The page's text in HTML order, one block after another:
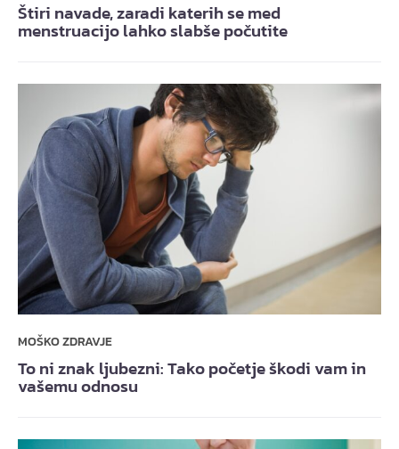
Štiri navade, zaradi katerih se med
menstruacijo lahko slabše počutite
MOŠKO ZDRAVJE
To ni znak ljubezni: Tako početje škodi vam in
vašemu odnosu